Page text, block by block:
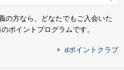
の方なら、どなたでもご入会いた
ポイントプログラムです。
dポイントクラブ